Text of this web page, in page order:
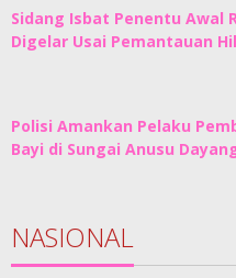
Sidang Isbat Penentu Awal
Digelar Usai Pemantauan
Polisi Amankan Pelaku
Bayi di Sungai Anusu
NASIONAL